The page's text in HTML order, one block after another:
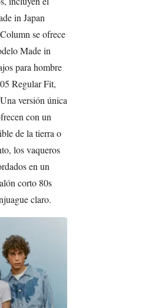
in Japan
se ofrece
Made in
para hombre
Regular Fit,
versión única
con un
de la tierra o
los vaqueros
en un
corto 80s
claro.